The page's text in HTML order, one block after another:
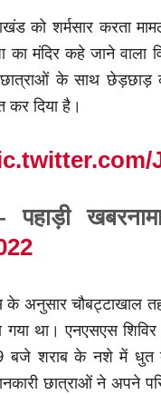
को शर्मसार करता
का मंदिर कहे जाने वाला
के साथ छेड़छाड़
कर दिया है।
के अनुसार
गया था। एनएसएस
9 बजे शराब के नशे में
छात्राओं ने अपने